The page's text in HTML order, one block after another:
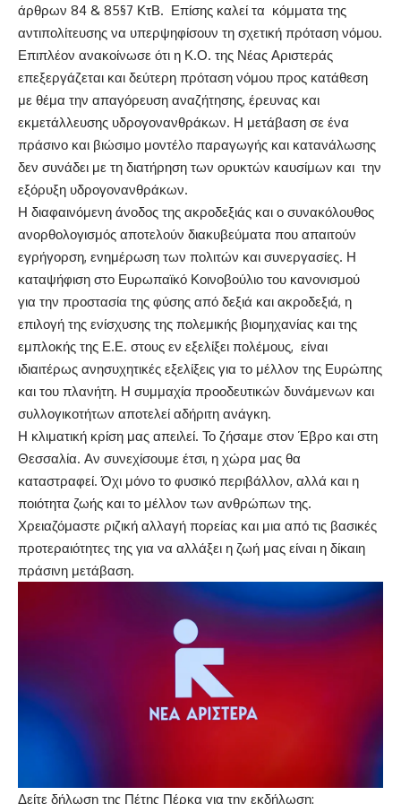
άρθρων 84 & 85§7 ΚτΒ. Επίσης καλεί τα κόμματα της
αντιπολίτευσης να υπερψηφίσουν τη σχετική πρόταση νόμου.
Επιπλέον ανακοίνωσε ότι η Κ.Ο. της Νέας Αριστεράς
επεξεργάζεται και δεύτερη πρόταση νόμου προς κατάθεση
με θέμα την απαγόρευση αναζήτησης, έρευνας και
εκμετάλλευσης υδρογονανθράκων. Η μετάβαση σε ένα
πράσινο και βιώσιμο μοντέλο παραγωγής και κατανάλωσης
δεν συνάδει με τη διατήρηση των ορυκτών καυσίμων και την
εξόρυξη υδρογονανθράκων.
Η διαφαινόμενη άνοδος της ακροδεξιάς και ο συνακόλουθος
ανορθολογισμός αποτελούν διακυβεύματα που απαιτούν
εγρήγορση, ενημέρωση των πολιτών και συνεργασίες. Η
καταψήφιση στο Ευρωπαϊκό Κοινοβούλιο του κανονισμού
για την προστασία της φύσης από δεξιά και ακροδεξιά, η
επιλογή της ενίσχυσης της πολεμικής βιομηχανίας και της
εμπλοκής της Ε.Ε. στους εν εξελίξει πολέμους, είναι
ιδιαιτέρως ανησυχητικές εξελίξεις για το μέλλον της Ευρώπης
και του πλανήτη. Η συμμαχία προοδευτικών δυνάμενων και
συλλογικοτήτων αποτελεί αδήριτη ανάγκη.
Η κλιματική κρίση μας απειλεί. Το ζήσαμε στον Έβρο και στη
Θεσσαλία. Αν συνεχίσουμε έτσι, η χώρα μας θα
καταστραφεί. Όχι μόνο το φυσικό περιβάλλον, αλλά και η
ποιότητα ζωής και το μέλλον των ανθρώπων της.
Χρειαζόμαστε ριζική αλλαγή πορείας και μια από τις βασικές
προτεραιότητες της για να αλλάξει η ζωή μας είναι η δίκαιη
πράσινη μετάβαση.
Δείτε δήλωση της Πέτης Πέρκα για την εκδήλωση: